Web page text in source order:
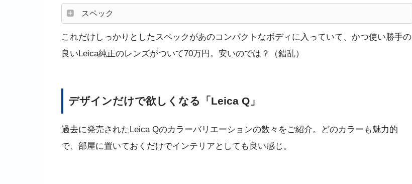
スペック
これだけしっかりとしたスペックがあのコンパクトなボディに入っていて、かつ使い勝手の
良いLeica純正のレンズがついて70万円。安いのでは？（錯乱）
デザインだけで欲しくなる「Leica Q」
過去に発売されたLeica Qのカラーバリエーションの数々をご紹介。どのカラーも魅力的
で、部屋に置いておくだけでインテリアとしても良い感じ。